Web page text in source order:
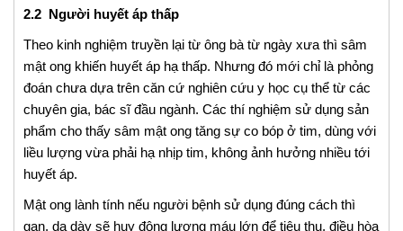
2.2 Người huyết áp thấp
Theo kinh nghiệm truyền lại từ ông bà từ ngày xưa thì sâm
mật ong khiến huyết áp hạ thấp. Nhưng đó mới chỉ là phỏng
đoán chưa dựa trên căn cứ nghiên cứu y học cụ thể từ các
chuyên gia, bác sĩ đầu ngành. Các thí nghiệm sử dụng sản
phẩm cho thấy sâm mật ong tăng sự co bóp ở tim, dùng với
liều lượng vừa phải hạ nhịp tim, không ảnh hưởng nhiều tới
huyết áp.
Mật ong lành tính nếu người bệnh sử dụng đúng cách thì
gan, dạ dày sẽ huy động lượng máu lớn để tiêu thụ, điều hòa